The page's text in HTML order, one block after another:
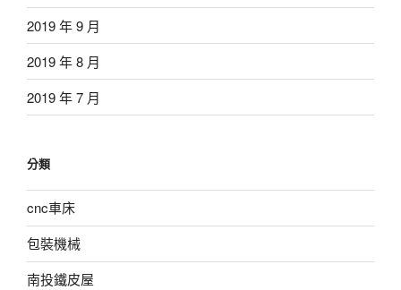
2019 年 9 月
2019 年 8 月
2019 年 7 月
分類
cnc車床
包裝機械
南投鐵皮屋